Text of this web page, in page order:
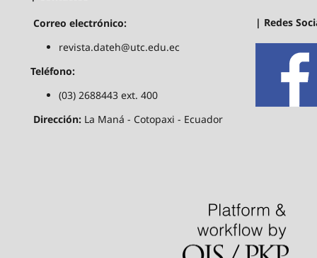
Correo electrónico:
revista.dateh@utc.edu.ec
Teléfono:
(03) 2688443 ext. 400
Dirección: La Maná - Cotopaxi - Ecuador
| Redes